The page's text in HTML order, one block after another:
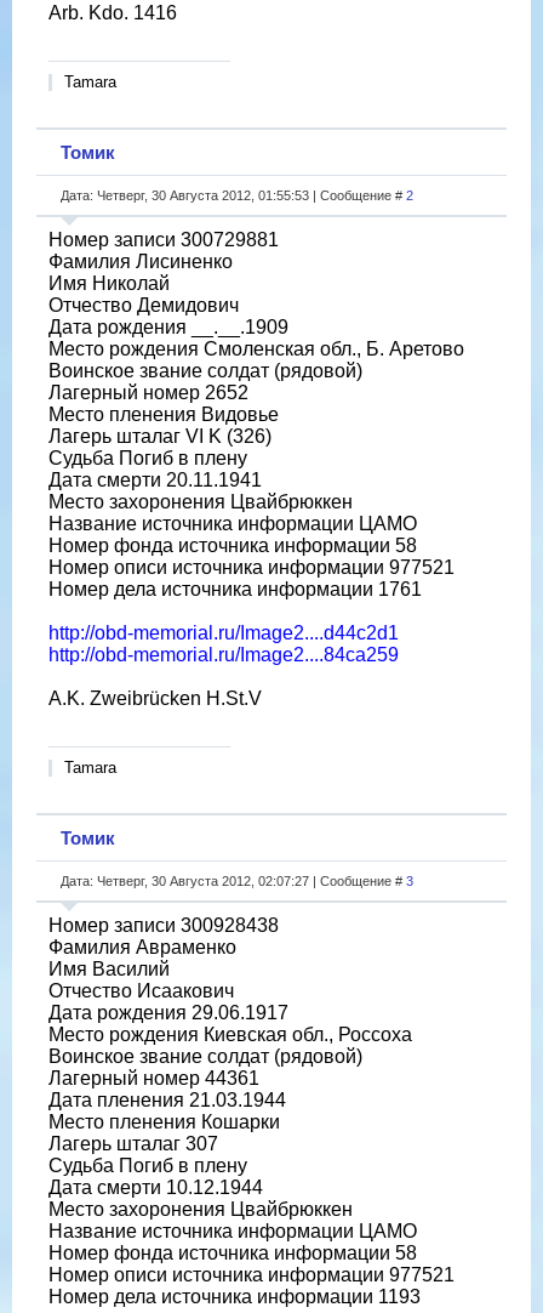
Arb. Kdo. 1416
Tamara
Томик
Дата: Четверг, 30 Августа 2012, 01:55:53 | Сообщение # 2
Номер записи 300729881
Фамилия Лисиненко
Имя Николай
Отчество Демидович
Дата рождения __.__.1909
Место рождения Смоленская обл., Б. Аретово
Воинское звание солдат (рядовой)
Лагерный номер 2652
Место пленения Видовье
Лагерь шталаг VI K (326)
Судьба Погиб в плену
Дата смерти 20.11.1941
Место захоронения Цвайбрюккен
Название источника информации ЦАМО
Номер фонда источника информации 58
Номер описи источника информации 977521
Номер дела источника информации 1761
http://obd-memorial.ru/Image2....d44c2d1
http://obd-memorial.ru/Image2....84ca259
A.K. Zweibrücken H.St.V
Tamara
Томик
Дата: Четверг, 30 Августа 2012, 02:07:27 | Сообщение # 3
Номер записи 300928438
Фамилия Авраменко
Имя Василий
Отчество Исаакович
Дата рождения 29.06.1917
Место рождения Киевская обл., Россоха
Воинское звание солдат (рядовой)
Лагерный номер 44361
Дата пленения 21.03.1944
Место пленения Кошарки
Лагерь шталаг 307
Судьба Погиб в плену
Дата смерти 10.12.1944
Место захоронения Цвайбрюккен
Название источника информации ЦАМО
Номер фонда источника информации 58
Номер описи источника информации 977521
Номер дела источника информации 1193